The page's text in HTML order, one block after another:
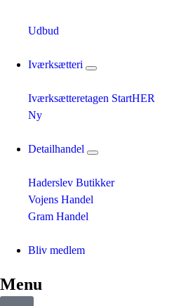
Udbud
Iværksætteri
Iværksætteretagen StartHER
Ny
Detailhandel
Haderslev Butikker
Vojens Handel
Gram Handel
Bliv medlem
Menu